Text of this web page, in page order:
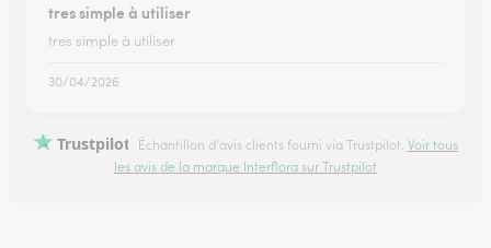
tres simple à utiliser
tres simple à utiliser
30/04/2026
Trustpilot Échantillon d'avis clients fourni via Trustpilot. Voir tous
les avis de la marque Interflora sur Trustpilot